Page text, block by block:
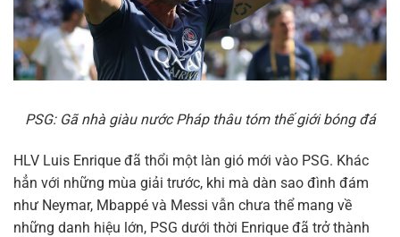
PSG: Gã nhà giàu nước Pháp thâu tóm thế giới bóng đá
HLV Luis Enrique đã thổi một làn gió mới vào PSG. Khác
hẳn với những mùa giải trước, khi mà dàn sao đình đám
như Neymar, Mbappé và Messi vẫn chưa thể mang về
những danh hiệu lớn, PSG dưới thời Enrique đã trở thành